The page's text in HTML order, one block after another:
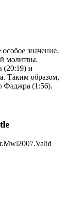
значение.
молитвы.
(20:19) и
Таким образом,
Фаджра (1:56).